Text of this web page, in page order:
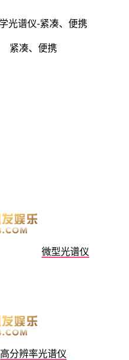
紧凑、便携
微型光谱仪
高分辨率光谱仪